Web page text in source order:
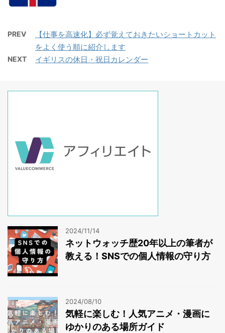
PREV
【仕事を高速化】必ず覚えておきたいショートカット
をよく使う順に紹介します
NEXT イギリスの休日・祝日カレンダー
2024/11/14
ネットウォッチ歴20年以上の筆者が
教える！SNSでの個人情報の守り方
2024/08/10
気軽に楽しむ！人気アニメ・漫画に
ゆかりのある場所ガイド